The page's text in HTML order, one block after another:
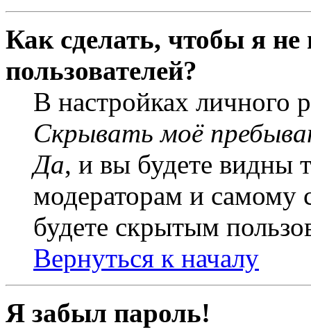
Как сделать, чтобы я
пользователей?
В настройках личного
Скрывать моё
Да, и вы будете видны
модераторам и самому
будете скрытым
Вернуться к началу
Я забыл пароль!